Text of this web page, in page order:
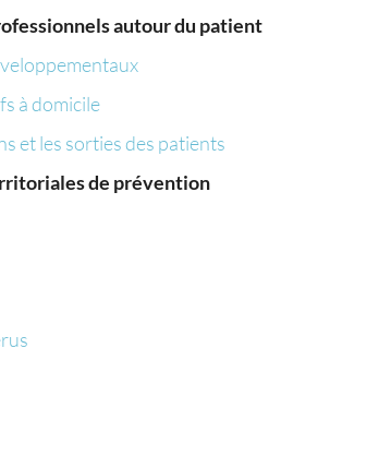
autour du patient
à domicile
et les sorties des patients
de prévention